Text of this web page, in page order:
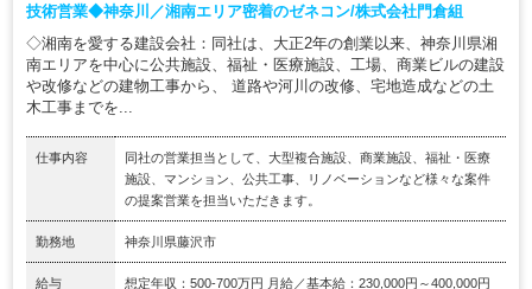
技術営業◆神奈川／湘南エリア密着のゼネコン/株式会社門倉組
◇湘南を愛する建設会社：同社は、大正2年の創業以来、神奈川県湘
南エリアを中心に公共施設、福祉・医療施設、工場、商業ビルの建設
や改修などの建物工事から、 道路や河川の改修、宅地造成などの土
木工事までを...
仕事内容
同社の営業担当として、大型複合施設、商業施設、福祉・医療
施設、マンション、公共工事、リノベーションなど様々な案件
の提案営業を担当いただきます。
勤務地 神奈川県藤沢市
給与 想定年収：500-700万円 月給／基本給：230,000円～400,000円